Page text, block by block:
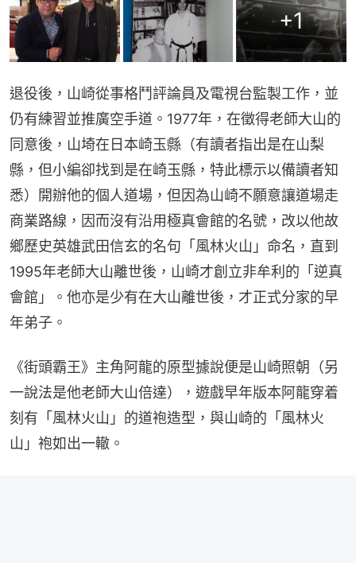
+1
退役後，山崎從事格鬥評論員及電視台監製工作，並
仍有練習並推廣空手道。1977年，在徵得老師大山的
同意後，山埼在日本崎玉縣（有讀者指出是在山梨
縣，但小編卻找到是在崎玉縣，特此標示以備讀者知
悉）開辦他的個人道場，但因為山崎不願意讓道場走
商業路線，因而沒有沿用極真會館的名號，改以他故
鄉歷史英雄武田信玄的名句「風林火山」命名，直到
1995年老師大山離世後，山崎才創立非牟利的「逆真
會館」。他亦是少有在大山離世後，才正式分家的早
年弟子。
《街頭霸王》主角阿龍的原型據說便是山崎照朝（另
一說法是他老師大山倍達），遊戲早年版本阿龍穿着
刻有「風林火山」的道袍造型，與山崎的「風林火
山」袍如出一轍。